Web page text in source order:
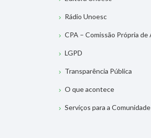
Rádio Unoesc
CPA – Comissão Própria de
LGPD
Transparência Pública
O que acontece
Serviços para a Comunidade